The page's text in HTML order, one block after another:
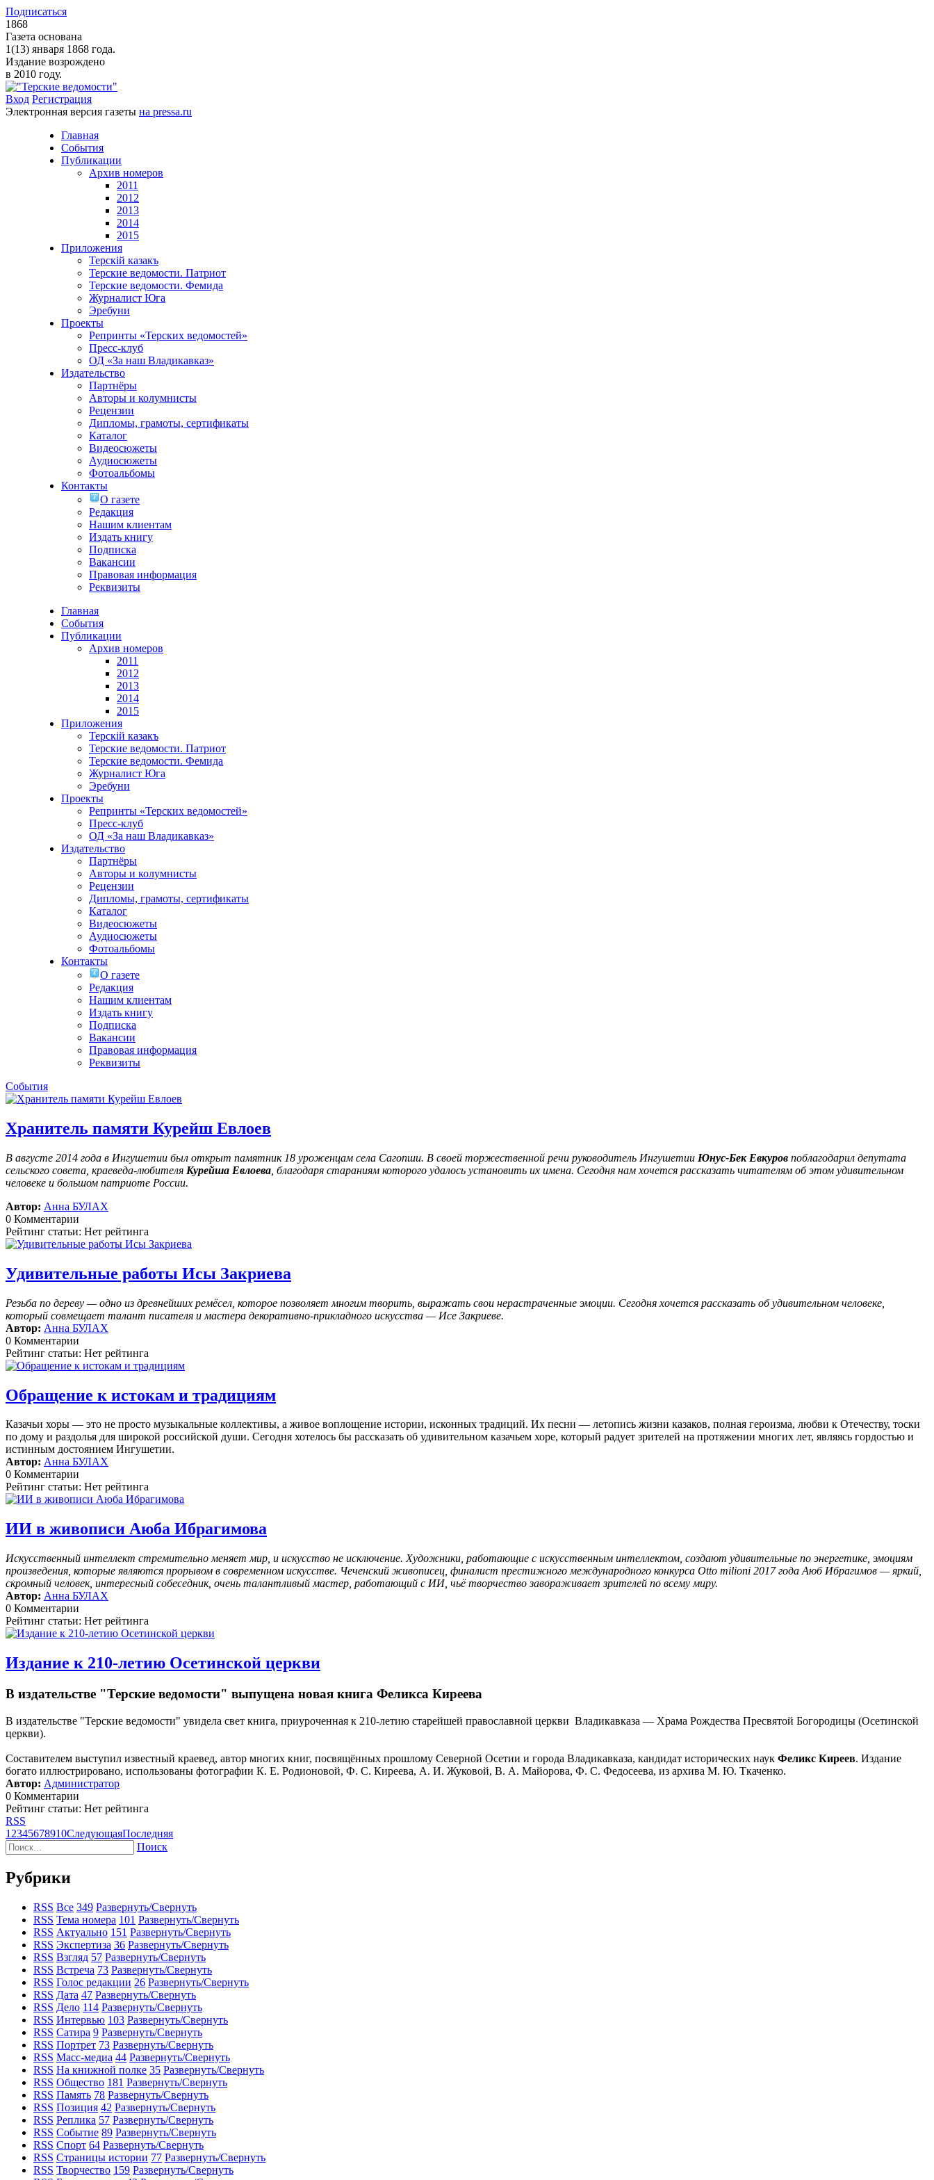
Подписаться
1868
Газета основана
1(13) января 1868 года.
Издание возрождено
в 2010 году.
Вход Регистрация
Электронная версия газеты на pressa.ru
Главная
События
Публикации
Архив номеров
2011
2012
2013
2014
2015
Приложения
Терскiй казакъ
Терские ведомости. Патриот
Терские ведомости. Фемида
Журналист Юга
Эребуни
Проекты
Репринты «Терских ведомостей»
Пресс-клуб
ОД «За наш Владикавказ»
Издательство
Партнёры
Авторы и колумнисты
Рецензии
Дипломы, грамоты, сертификаты
Каталог
Видеосюжеты
Аудиосюжеты
Фотоальбомы
Контакты
О газете
Редакция
Нашим клиентам
Издать книгу
Подписка
Вакансии
Правовая информация
Реквизиты
Главная
События
Публикации
Архив номеров
2011
2012
2013
2014
2015
Приложения
Терскiй казакъ
Терские ведомости. Патриот
Терские ведомости. Фемида
Журналист Юга
Эребуни
Проекты
Репринты «Терских ведомостей»
Пресс-клуб
ОД «За наш Владикавказ»
Издательство
Партнёры
Авторы и колумнисты
Рецензии
Дипломы, грамоты, сертификаты
Каталог
Видеосюжеты
Аудиосюжеты
Фотоальбомы
Контакты
О газете
Редакция
Нашим клиентам
Издать книгу
Подписка
Вакансии
Правовая информация
Реквизиты
События
Хранитель памяти Курейш Евлоев
В августе 2014 года в Ингушетии был открыт памятник 18 уроженцам села Сагопши. В своей торжественной речи руководитель Ингушетии Юнус-Бек Евкуров поблагодарил депутата
сельского совета, краеведа-любителя Курейша Евлоева , благодаря стараниям которого удалось установить их имена. Сегодня нам хочется рассказать читателям об этом удивительном
человеке и большом патриоте России.
Автор: Анна БУЛАХ
0 Комментарии
Рейтинг статьи: Нет рейтинга
Удивительные работы Исы Закриева
Резьба по дереву — одно из древнейших ремёсел, которое позволяет многим творить, выражать свои нерастраченные эмоции. Сегодня хочется рассказать об удивительном человеке,
который совмещает талант писателя и мастера декоративно-прикладного искусства — Исе Закриеве.
Автор: Анна БУЛАХ
0 Комментарии
Рейтинг статьи: Нет рейтинга
Обращение к истокам и традициям
Казачьи хоры — это не просто музыкальные коллективы, а живое воплощение истории, исконных традиций. Их песни — летопись жизни казаков, полная героизма, любви к Отечеству, тоски
по дому и раздолья для широкой российской души. Сегодня хотелось бы рассказать об удивительном казачьем хоре, который радует зрителей на протяжении многих лет, являясь гордостью и
истинным достоянием Ингушетии.
Автор: Анна БУЛАХ
0 Комментарии
Рейтинг статьи: Нет рейтинга
ИИ в живописи Аюба Ибрагимова
Искусственный интеллект стремительно меняет мир, и искусство не исключение. Художники, работающие с искусственным интеллектом, создают удивительные по энергетике, эмоциям
произведения, которые являются прорывом в современном искусстве. Чеченский живописец, финалист престижного международного конкурса Otto milioni 2017 года Аюб Ибрагимов — яркий,
скромный человек, интересный собеседник, очень талантливый мастер, работающий с ИИ, чьё творчество завораживает зрителей по всему миру.
Автор: Анна БУЛАХ
0 Комментарии
Рейтинг статьи: Нет рейтинга
Издание к 210-летию Осетинской церкви
В издательстве "Терские ведомости" выпущена новая книга Феликса Киреева
В издательстве "Терские ведомости" увидела свет книга, приуроченная к 210-летию старейшей православной церкви Владикавказа — Храма Рождества Пресвятой Богородицы (Осетинской
церкви).
Составителем выступил известный краевед, автор многих книг, посвящённых прошлому Северной Осетии и города Владикавказа, кандидат исторических наук Феликс Киреев. Издание
богато иллюстрировано, использованы фотографии К. Е. Родионовой, Ф. С. Киреева, А. И. Жуковой, В. А. Майорова, Ф. С. Федосеева, из архива М. Ю. Ткаченко.
Автор: Администратор
0 Комментарии
Рейтинг статьи: Нет рейтинга
RSS
1 2345678910СледующаяПоследняя
Поиск
Рубрики
RSS Все 349 Развернуть/Свернуть
RSS Тема номера 101 Развернуть/Свернуть
RSS Актуально 151 Развернуть/Свернуть
RSS Экспертиза 36 Развернуть/Свернуть
RSS Взгляд 57 Развернуть/Свернуть
RSS Встреча 73 Развернуть/Свернуть
RSS Голос редакции 26 Развернуть/Свернуть
RSS Дата 47 Развернуть/Свернуть
RSS Дело 114 Развернуть/Свернуть
RSS Интервью 103 Развернуть/Свернуть
RSS Сатира 9 Развернуть/Свернуть
RSS Портрет 73 Развернуть/Свернуть
RSS Масс-медиа 44 Развернуть/Свернуть
RSS На книжной полке 35 Развернуть/Свернуть
RSS Общество 181 Развернуть/Свернуть
RSS Память 78 Развернуть/Свернуть
RSS Позиция 42 Развернуть/Свернуть
RSS Реплика 57 Развернуть/Свернуть
RSS Событие 89 Развернуть/Свернуть
RSS Спорт 64 Развернуть/Свернуть
RSS Страницы истории 77 Развернуть/Свернуть
RSS Творчество 159 Развернуть/Свернуть